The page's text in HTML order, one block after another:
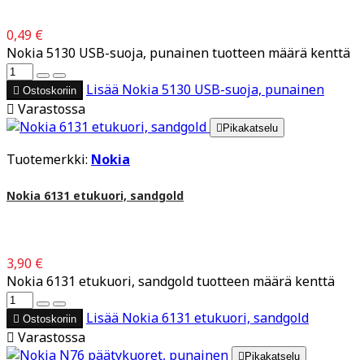
0,49 €
Nokia 5130 USB-suoja, punainen tuotteen määrä kenttä
 Ostoskoriin Lisää Nokia 5130 USB-suoja, punainen
 Varastossa
 Pikakatselu
Tuotemerkki: Nokia
Nokia 6131 etukuori, sandgold
3,90 €
Nokia 6131 etukuori, sandgold tuotteen määrä kenttä
 Ostoskoriin Lisää Nokia 6131 etukuori, sandgold
 Varastossa
 Pikakatselu